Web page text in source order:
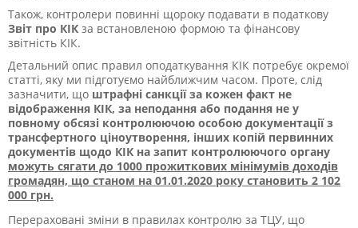
Також, контролери повинні щороку подавати в податкову
Звіт про КІК за встановленою формою та фінансову
звітність КІК.
Детальний опис правил оподаткування КІК потребує окремої
статті, яку ми підготуємо найближчим часом. Проте, слід
зазначити, що штрафні санкції за кожен факт не
відображення КІК, за неподання або подання не у
повному обсязі контролюючою особою документації з
трансфертного ціноутворення, інших копій первинних
документів щодо КІК на запит контролюючого органу
можуть сягати до 1000 прожиткових мінімумів доходів
громадян, що станом на 01.01.2020 року становить 2 102
000 грн.
Перераховані зміни в правилах контролю за ТЦУ, що